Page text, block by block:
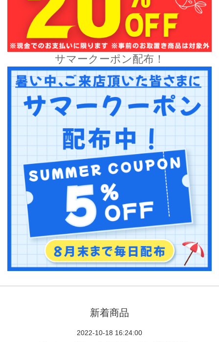
サマークーポン配布！
新着商品
2022-10-18 16:24:00